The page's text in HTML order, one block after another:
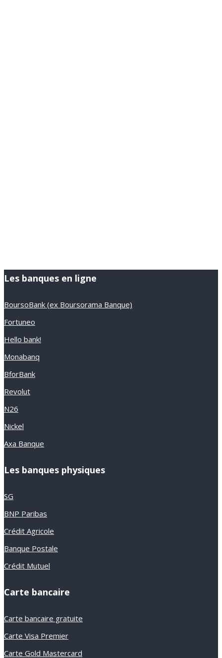
Les banques en ligne
BoursoBank (ex Boursorama Banque)
Fortuneo
Hello bank!
Monabanq
BforBank
Revolut
N26
Nickel
Axa Banque
Les banques physiques
SG
BNP Paribas
Crédit Agricole
Banque Postale
Crédit Mutuel
Carte bancaire
Carte bancaire gratuite
Carte Visa Premier
Carte Gold Mastercard